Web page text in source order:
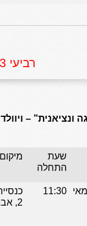
רביעי 15.5.2013
שעת
התחלה
מיקום
15 במאי
11:30
2, אבו- גוש